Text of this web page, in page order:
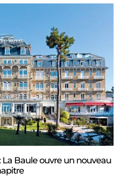
La Baule ouvre un nouveau